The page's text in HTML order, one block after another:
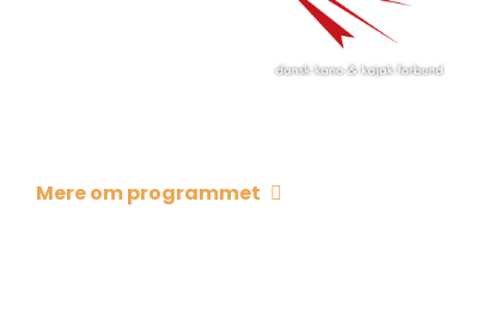
Mere om programmet